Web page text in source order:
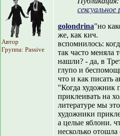
Автор
Группа: Passive
golondrina"но
же, как кич.
вспомнилось:
так часто меняла
нашли? - да, в
глупо и
что и как писать
"Когда художник
приклеивать на
литературе мы
художники
а целые яблони.
несколько